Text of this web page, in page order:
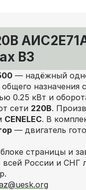
В3
— надёжный
назначения с
0.25 кВт и
сети 220В.
CENELEC. В
— двигатель
страницы и
России и СНГ